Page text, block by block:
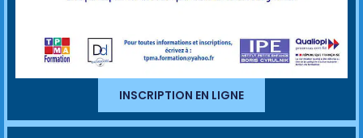
INSCRIPTION EN LIGNE